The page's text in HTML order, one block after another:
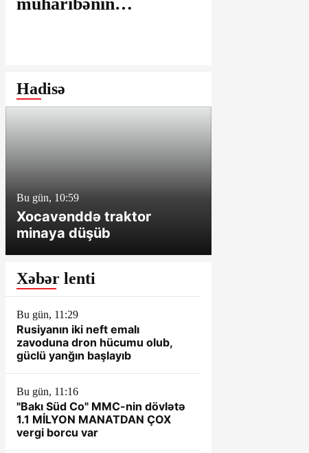
Arxitektura Komitəsi -
SAKİNLƏRDƏN
Hadisə
Bu gün, 10:59
Xocavənddə traktor
minaya düşüb
Xəbər lenti
Bu gün, 11:29
Rusiyanın iki neft emalı
zavoduna dron hücumu olub,
güclü yanğın başlayıb
Bu gün, 11:16
"Bakı Süd Co" MMC-nin dövlətə
1.1 MİLYON MANATDAN ÇOX
vergi borcu var